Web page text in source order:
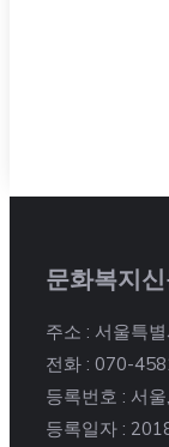
문화복지
주소 : 서울특
전화 : 070-
등록번호 : 서
등록일자 :